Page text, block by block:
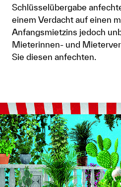
Schlüsselübergabe
einem Verdacht auf einen
Anfangsmietzins jedoch
Mieterinnen- und
Sie diesen anfechten.